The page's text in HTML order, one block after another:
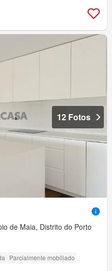
12 Fotos
de Maia, Distrito do Porto
Parcialmente mobiliado